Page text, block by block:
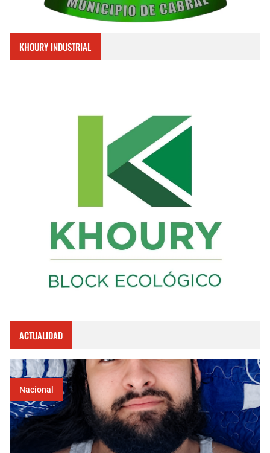
KHOURY INDUSTRIAL
ACTUALIDAD
Nacional